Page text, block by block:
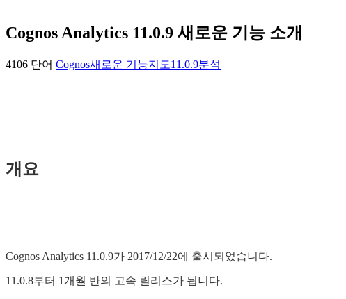
Cognos Analytics 11.0.9 새로운 기능 소개
4106 단어 Cognos새로운 기능지도11.0.9분석
개요
Cognos Analytics 11.0.9가 2017/12/22에 출시되었습니다.
11.0.8부터 1개월 반의 고속 릴리스가 됩니다.